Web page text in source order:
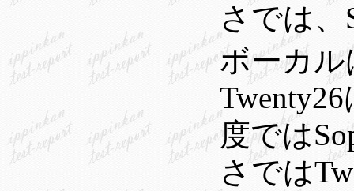
さでは、
ボーカル
度では
さでは